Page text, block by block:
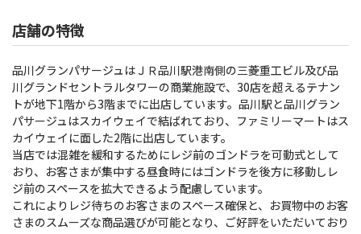
店舗の特徴
品川グランパサージュはＪＲ品川駅港南側の三菱重工ビル及び品
川グランドセントラルタワーの商業施設で、30店を超えるテナン
トが地下1階から3階までに出店しています。品川駅と品川グラン
パサージュはスカイウェイで結ばれており、ファミリーマートはス
カイウェイに面した2階に出店しています。
当店では混雑を緩和するためにレジ前のゴンドラを可動式として
おり、お客さまが集中する昼食時にはゴンドラを後方に移動しレ
ジ前のスペースを拡大できるよう配慮しています。
これによりレジ待ちのお客さまのスペース確保と、お買物中のお客
さまのスムーズな商品選びが可能となり、ご好評をいただいており